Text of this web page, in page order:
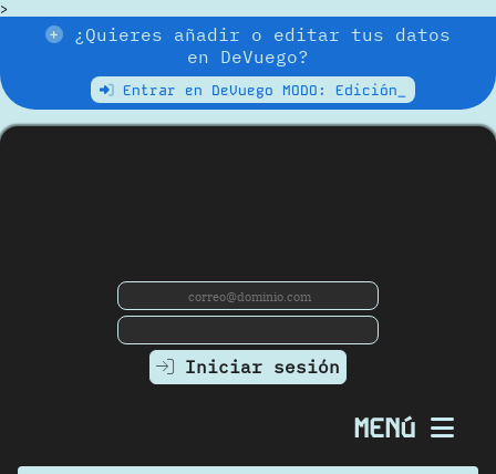
>
¿Quieres añadir o editar tus datos
en DeVuego?
Entrar en DeVuego MODO: Edición_
Iniciar sesión
MENú